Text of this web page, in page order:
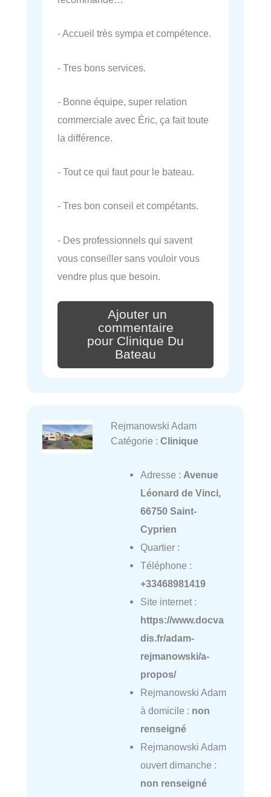
- Accueil très sympa et compétence.
- Tres bons services.
- Bonne équipe, super relation
commerciale avec Éric, ça fait toute
la différence.
- Tout ce qui faut pour le bateau.
- Tres bon conseil et compétants.
- Des professionnels qui savent
vous conseiller sans vouloir vous
vendre plus que besoin.
Ajouter un
commentaire
pour Clinique Du
Bateau
Rejmanowski Adam
Catégorie : Clinique
Adresse : Avenue
Léonard de Vinci,
66750 Saint-
Cyprien
Quartier :
Téléphone :
+33468981419
Site internet :
https://www.docva
dis.fr/adam-
rejmanowski/a-
propos/
Rejmanowski Adam
à domicile : non
renseigné
Rejmanowski Adam
ouvert dimanche :
non renseigné